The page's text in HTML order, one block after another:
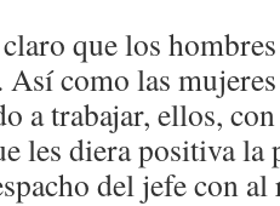
que los
como las
a trabajar, ellos,
les diera positiva la
del jefe con al